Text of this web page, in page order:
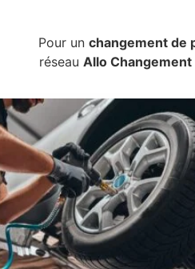
Pour un changement de
réseau Allo Changement